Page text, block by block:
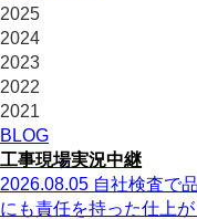
2025
2024
2023
2022
2021
BLOG
工事現場実況中継
2026.08.05 自社検査で
にも責任を持った仕上が